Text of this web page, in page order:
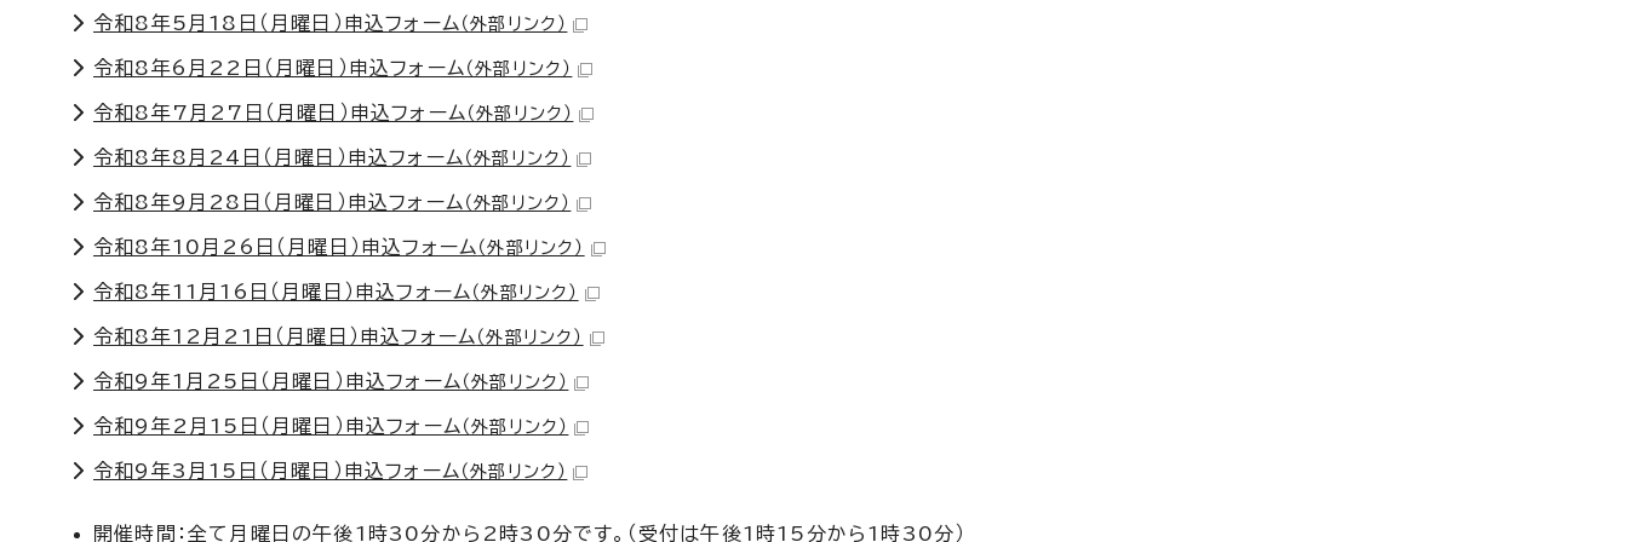
令和8年5月18日（月曜日）申込フォーム （外部リンク）
令和8年6月22日（月曜日）申込フォーム （外部リンク）
令和8年7月27日（月曜日）申込フォーム （外部リンク）
令和8年8月24日（月曜日）申込フォーム （外部リンク）
令和8年9月28日（月曜日）申込フォーム （外部リンク）
令和8年10月26日（月曜日）申込フォーム （外部リンク）
令和8年11月16日（月曜日）申込フォーム （外部リンク）
令和8年12月21日（月曜日）申込フォーム （外部リンク）
令和9年1月25日（月曜日）申込フォーム （外部リンク）
令和9年2月15日（月曜日）申込フォーム （外部リンク）
令和9年3月15日（月曜日）申込フォーム （外部リンク）
開催時間：全て月曜日の午後1時30分から2時30分です。（受付は午後1時15分から1時30分）